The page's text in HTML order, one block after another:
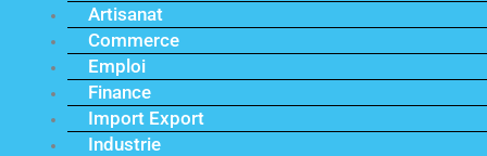
Artisanat
Commerce
Emploi
Finance
Import Export
Industrie